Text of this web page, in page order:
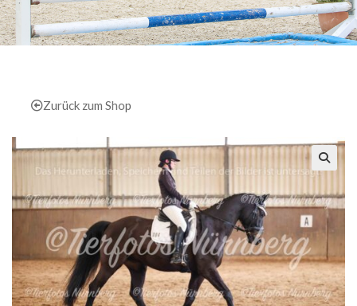
Zurück zum Shop